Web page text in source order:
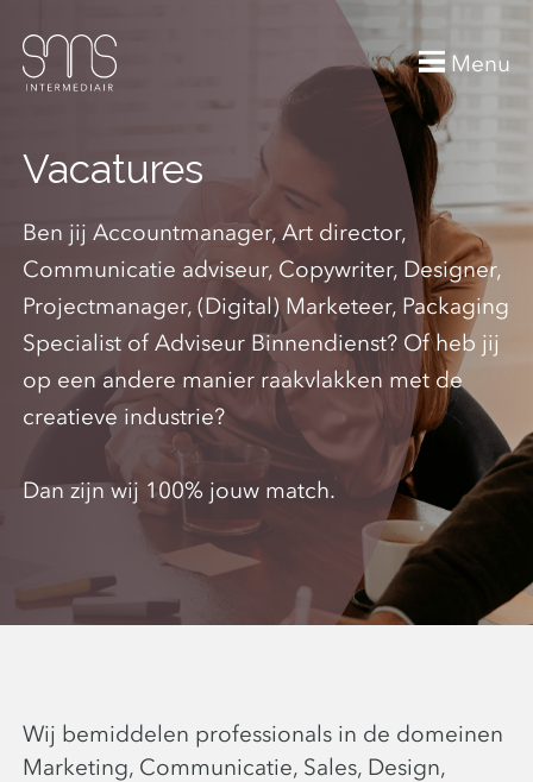
Menu
Vacatures
Ben jij Accountmanager, Art director,
Communicatie adviseur, Copywriter, Designer,
Projectmanager, (Digital) Marketeer, Packaging
Specialist of Adviseur Binnendienst? Of heb jij
op een andere manier raakvlakken met de
creatieve industrie?
Dan zijn wij 100% jouw match.
Wij bemiddelen professionals in de domeinen
Marketing, Communicatie, Sales, Design,